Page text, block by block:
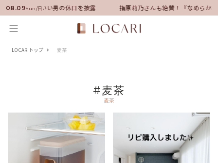
08.09Sun/日
ダーに就任！いい男の休日を披露 指原莉乃さんも絶賛！『なめらか
LOCARIトップ 麦茶
#麦茶
麦茶